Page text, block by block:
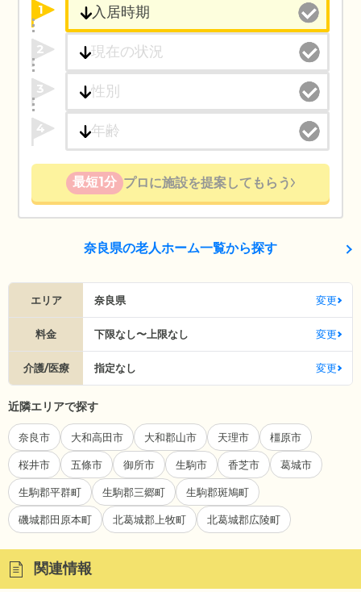
1
2
3
4
最短1分 プロに施設を提案してもらう
奈良県の老人ホーム一覧から探す
エリア 奈良県 変更
料金 下限なし〜上限なし 変更
介護/医療 指定なし 変更
近隣エリアで探す
奈良市 大和高田市 大和郡山市 天理市 橿原市
桜井市 五條市 御所市 生駒市 香芝市 葛城市
生駒郡平群町 生駒郡三郷町 生駒郡斑鳩町
磯城郡田原本町 北葛城郡上牧町 北葛城郡広陵町
関連情報